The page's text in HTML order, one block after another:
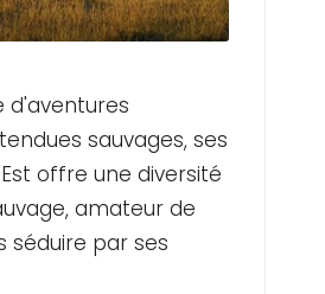
d'aventures
sauvages, ses
offre une diversité
amateur de
séduire par ses